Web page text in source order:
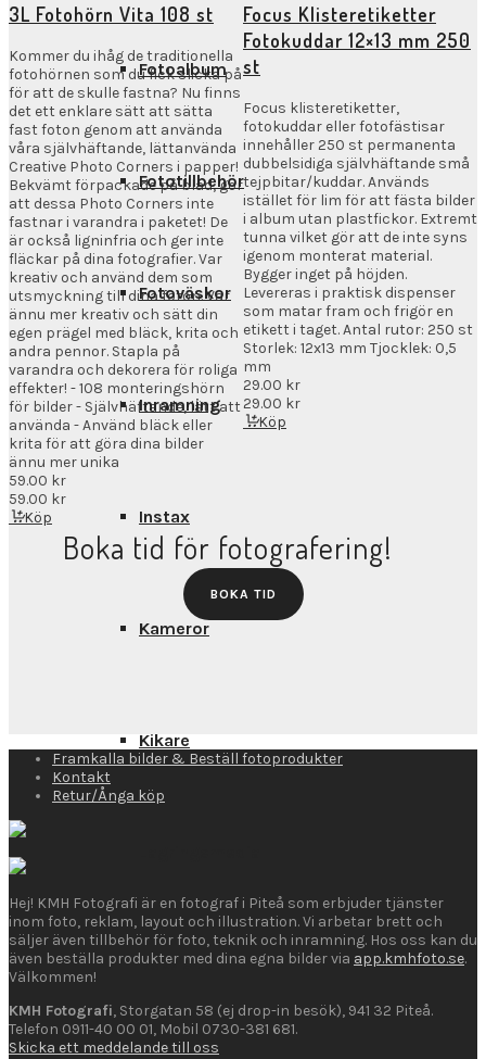
Fotoalbum
Fototillbehör
Fotoväskor
Inramning
Instax
Kameror
Kikare
Rekvisita
3L Fotohörn Vita 108 st
Kommer du ihåg de traditionella
fotohörnen som du fick slicka på
för att de skulle fastna? Nu finns
det ett enklare sätt att sätta
fast foton genom att använda
våra självhäftande, lättanvända
Creative Photo Corners i papper!
Bekvämt förpackade på blad, gör
att dessa Photo Corners inte
fastnar i varandra i paketet! De
är också ligninfria och ger inte
fläckar på dina fotografier. Var
kreativ och använd dem som
utsmyckning till dina foton. Var
ännu mer kreativ och sätt din
egen prägel med bläck, krita och
andra pennor. Stapla på
varandra och dekorera för roliga
effekter! - 108 monteringshörn
för bilder - Självhäftande, lätt att
använda - Använd bläck eller
krita för att göra dina bilder
ännu mer unika
59.00 kr
59.00 kr
Köp
Focus Klisteretiketter
Fotokuddar 12×13 mm 250
st
Focus klisteretiketter,
fotokuddar eller fotofästisar
innehåller 250 st permanenta
dubbelsidiga självhäftande små
tejpbitar/kuddar. Används
istället för lim för att fästa bilder
i album utan plastfickor. Extremt
tunna vilket gör att de inte syns
igenom monterat material.
Bygger inget på höjden.
Levereras i praktisk dispenser
som matar fram och frigör en
etikett i taget. Antal rutor: 250 st
Storlek: 12x13 mm Tjocklek: 0,5
mm
29.00 kr
29.00 kr
Köp
Boka tid för fotografering!
BOKA TID
Framkalla bilder & Beställ fotoprodukter
Kontakt
Retur/Ånga köp
Hej! KMH Fotografi är en fotograf i Piteå som erbjuder tjänster
inom foto, reklam, layout och illustration. Vi arbetar brett och
säljer även tillbehör för foto, teknik och inramning. Hos oss kan du
även beställa produkter med dina egna bilder via app.kmhfoto.se.
Välkommen!
KMH Fotografi, Storgatan 58 (ej drop-in besök), 941 32 Piteå.
Telefon 0911-40 00 01, Mobil 0730-381 681.
Skicka ett meddelande till oss